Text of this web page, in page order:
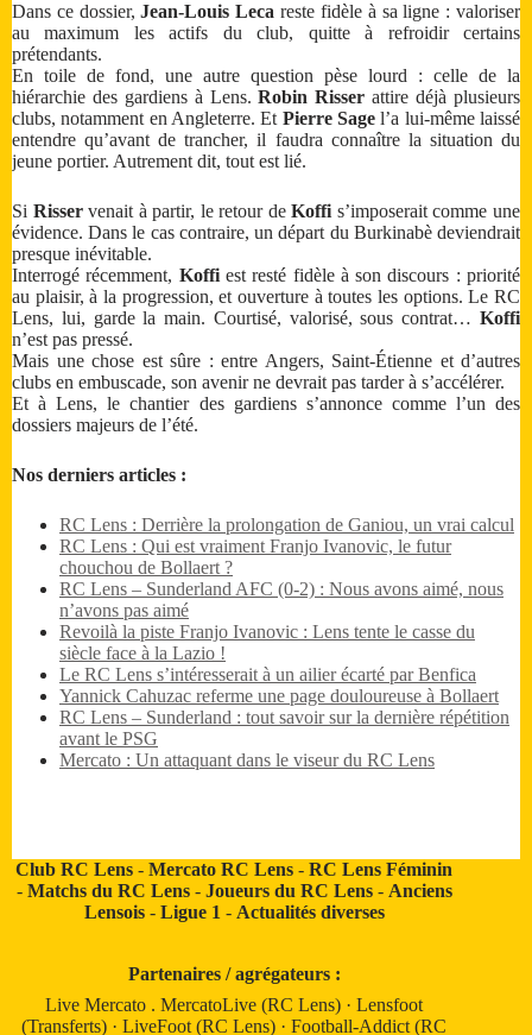
Dans ce dossier,Jean-Louis Leca reste fidèle à sa ligne : valoriser
au maximum les actifs du club, quitte à refroidir certains
prétendants.
En toile de fond, une autre question pèse lourd : celle de la
hiérarchie des gardiens à Lens.Robin Risser attire déjà plusieurs
clubs, notamment en Angleterre. Et Pierre Sage l’a lui-même laissé
entendre qu’avant de trancher, il faudra connaître la situation du
jeune portier. Autrement dit, tout est lié.
Si Risservenait à partir, le retour deKoffi s’imposerait comme une
évidence. Dans le cas contraire, un départ du Burkinabè deviendrait
presque inévitable.
Interrogé récemment, Koffiest resté fidèle à son discours : priorité
au plaisir, à la progression, et ouverture à toutes les options. Le RC
Lens, lui, garde la main. Courtisé, valorisé, sous contrat… Koffi
n’est pas pressé.
Mais une chose est sûre : entre Angers, Saint-Étienne et d’autres
clubs en embuscade, son avenir ne devrait pas tarder à s’accélérer.
Et à Lens, le chantier des gardiens s’annonce comme l’un des
dossiers majeurs de l’été.
Nos derniers articles :
RC Lens : Derrière la prolongation de Ganiou, un vrai calcul
RC Lens : Qui est vraiment Franjo Ivanovic, le futur
chouchou de Bollaert ?
RC Lens – Sunderland AFC (0-2) : Nous avons aimé, nous
n’avons pas aimé
Revoilà la piste Franjo Ivanovic : Lens tente le casse du
siècle face à la Lazio !
Le RC Lens s’intéresserait à un ailier écarté par Benfica
Yannick Cahuzac referme une page douloureuse à Bollaert
RC Lens – Sunderland : tout savoir sur la dernière répétition
avant le PSG
Mercato : Un attaquant dans le viseur du RC Lens
Club RC Lens -Mercato RC Lens -RC Lens Féminin
- Matchs du RC Lens- Joueurs du RC Lens- Anciens
Lensois- Ligue 1 - Actualités diverses
Partenaires / agrégateurs :
Live Mercato .MercatoLive (RC Lens) ·Lensfoot
(Transferts) ·LiveFoot (RC Lens) ·Football-Addict (RC